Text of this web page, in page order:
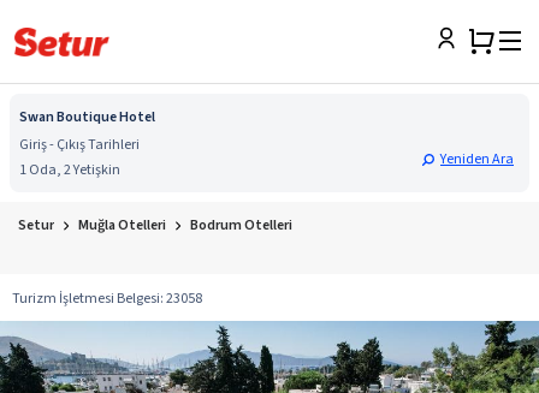
Swan Boutique Hotel
Giriş - Çıkış Tarihleri
1 Oda, 2 Yetişkin
Yeniden Ara
Setur Muğla Otelleri Bodrum Otelleri
Turizm İşletmesi Belgesi:23058